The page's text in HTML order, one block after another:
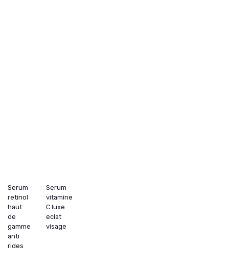
Serum
retinol
haut
de
gamme
anti
rides
Serum
vitamine
C luxe
eclat
visage